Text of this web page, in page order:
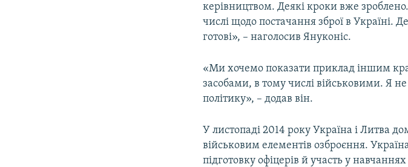
керівництвом. Деякі кроки вже
числі щодо постачання зброї в Україні.
готові», – наголосив Януконіс.
«Ми хочемо показати приклад іншим
засобами, в тому числі військовими. Я
політику», – додав він.
У листопаді 2014 року Україна і Литва
військовим елементів озброєння.
підготовку офіцерів й участь у